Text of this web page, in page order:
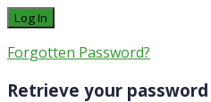
Forgotten Password?
Retrieve your password